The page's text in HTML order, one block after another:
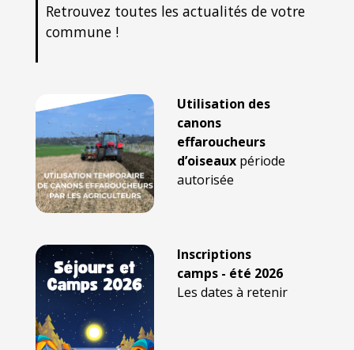
Retrouvez toutes les actualités de votre
commune !
Utilisation des
canons
effaroucheurs
d’oiseaux période
autorisée
Inscriptions
camps - été 2026
Les dates à retenir